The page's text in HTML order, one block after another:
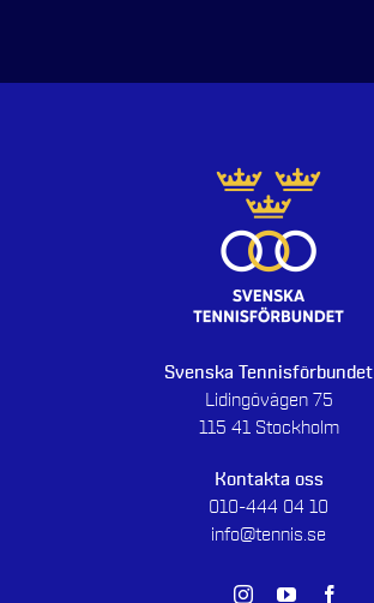
Svenska Tennisförbundet
Lidingövägen 75
115 41 Stockholm
Kontakta oss
010-444 04 10
info@tennis.se